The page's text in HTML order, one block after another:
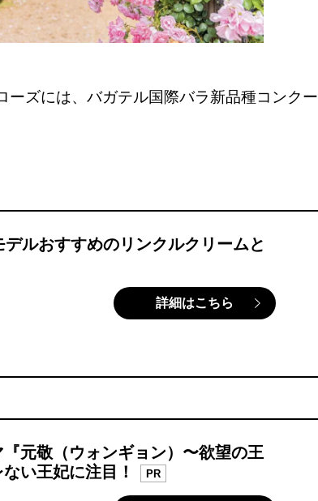
ズには、バガテル国際バラ新品種コンクー
デルおすすめのリンクルクリームと
詳細はこちら
元敬（ウォンギョン）〜欲望の王
い王妃に注目！
PR